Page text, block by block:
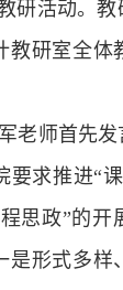
研活动。
教研室全体
老师首先
要求推进“
思政”的开
是形式多样